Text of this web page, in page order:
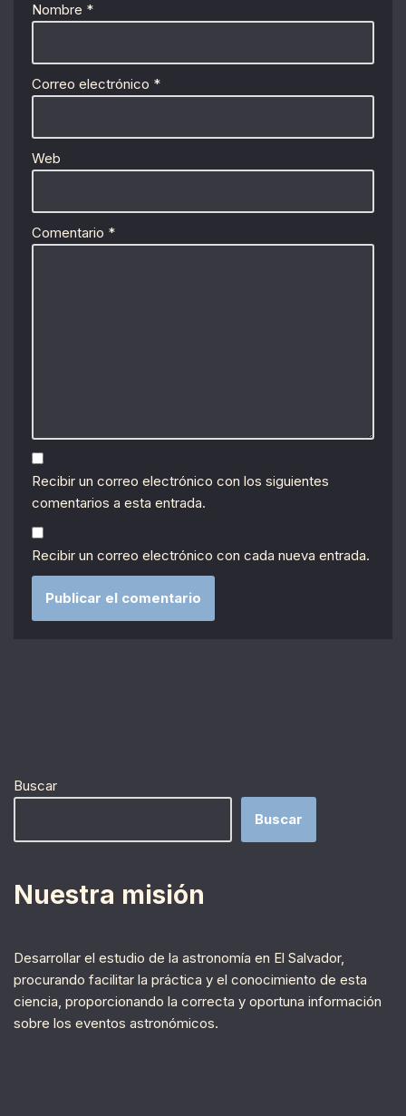
Nombre *
Correo electrónico *
Web
Comentario *
Recibir un correo electrónico con los siguientes
comentarios a esta entrada.
Recibir un correo electrónico con cada nueva entrada.
Buscar
Buscar
Nuestra misión
Desarrollar el estudio de la astronomía en El Salvador,
procurando facilitar la práctica y el conocimiento de esta
ciencia, proporcionando la correcta y oportuna información
sobre los eventos astronómicos.